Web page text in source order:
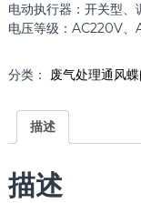
电动执行器：开关型、
电压等级：AC220V
分类： 废气处理通风
描述
描述